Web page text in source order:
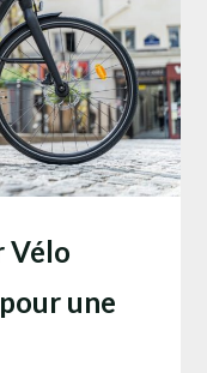
Vélo
une